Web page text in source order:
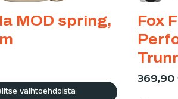
MOD spring,
vaihtoehdoista
Fox
369,90